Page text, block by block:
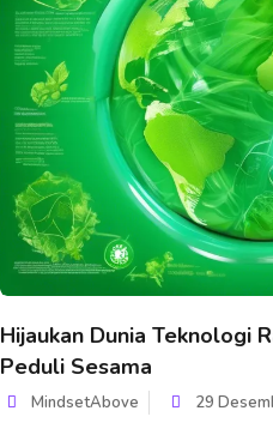
Hijaukan Dunia Teknologi
Peduli Sesama
MindsetAbove 29